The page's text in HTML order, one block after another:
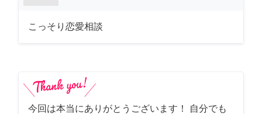
こっそり恋愛相談
今回は本当にありがとうございます！ 自分でも